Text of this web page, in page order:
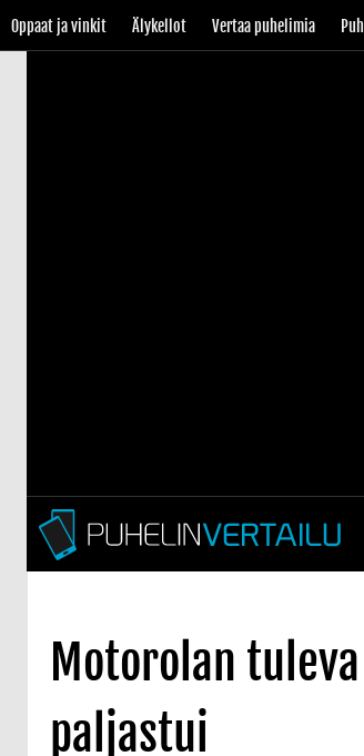
Oppaat ja vinkit Älykellot Vertaa puhelimia
Motorolan
paljastui